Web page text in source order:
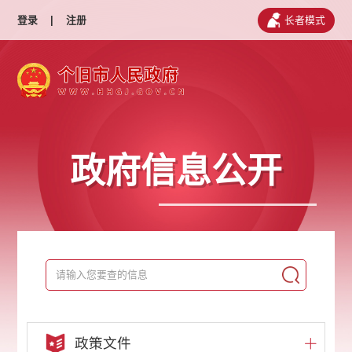
登录 | 注册 长者模式
政府信息公开
政策文件